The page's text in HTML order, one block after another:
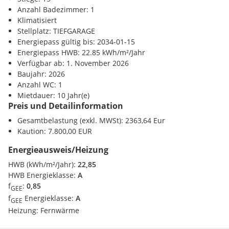
Das Projekt im Überblick
Star Architekt: Dominique Perrault
Höhe: 175 Meter
Stockwerke: 52
Mietwohnungen: 314 (ab dem 32. Obergeschoß)
Wohnungsgrößen: ca. 30 m² bis 260 m²
Höchstes Dachgeschoß Österreichs
Garage im Haus mit E-Ladestationen
Freiflächen für jede Wohneinheit
Restaurants, Grünflächen und Freizeitangebote im
Gebäude
Ausstattungshighlights
Erste Photovoltaikfassade Österreichs
Erstes Hochhaus Europas mit PV-Elementen über die
gesamte Gebäudehöhe
Lichtdurchlässige PV-Paneele für natürliches Tageslicht
Gründächer auf allen Flachdächern
Vollständig begrünte Plaza im Erdgeschoß
Supermarkt <500m
Bäckerei <500m
Einkaufszentrum <2000m
Verkehr
U-Bahn <500m
Bahnhof <500m
Autobahnanschluss <500m
Sonstige
Bank <500m
Post <500m
Polizei <500m
Anzahl Badezimmer: 1
Klimatisiert
Stellplatz: TIEFGARAGE
Energiepass gültig bis: 2034-01-15
Energiepass HWB: 22.85 kWh/m²/Jahr
Verfügbar ab: 1. November 2026
Baujahr: 2026
Anzahl WC: 1
Mietdauer: 10 Jahr(e)
Preis und Detailinformation
Gesamtbelastung (exkl. MWSt): 2363,64 Eur
Kaution: 7.800,00 EUR
Energieausweis/Heizung
HWB (kWh/m²/Jahr): 22,85
HWB Energieklasse: A
fGEE: 0,85
fGEE Energieklasse: A
Heizung: Fernwärme